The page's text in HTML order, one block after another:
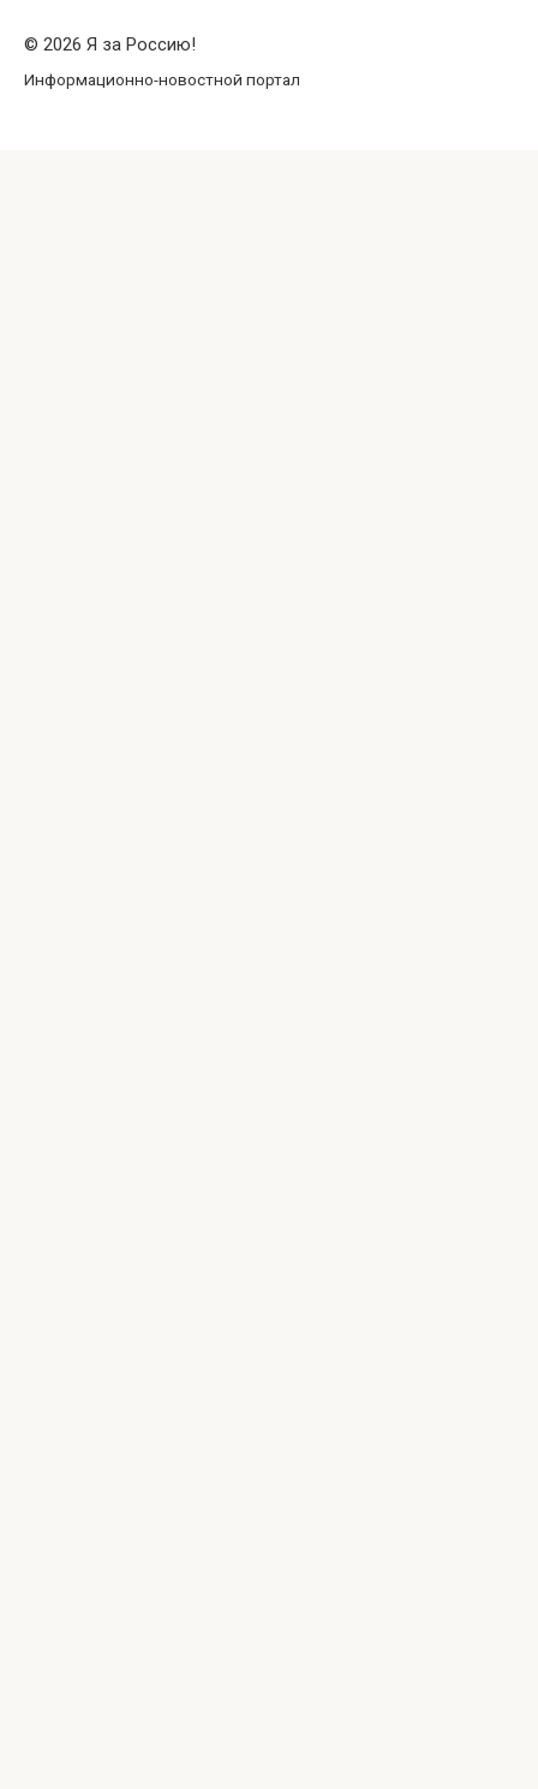
© 2026 Я за Россию!
Информационно-новостной портал